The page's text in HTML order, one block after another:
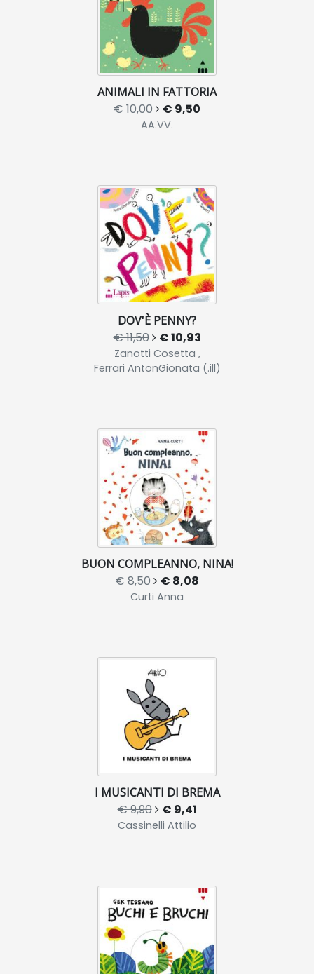
ANIMALI IN FATTORIA
€ 10,00 € 9,50
AA.VV.
DOV'È PENNY?
€ 11,50 € 10,93
Zanotti Cosetta ,
Ferrari AntonGionata (.ill)
BUON COMPLEANNO, NINA!
€ 8,50 € 8,08
Curti Anna
I MUSICANTI DI BREMA
€ 9,90 € 9,41
Cassinelli Attilio